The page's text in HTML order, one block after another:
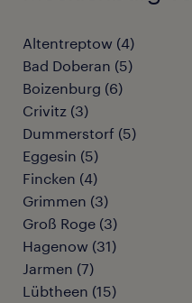
Altentreptow (4)
Bad Doberan (5)
Boizenburg (6)
Crivitz (3)
Dummerstorf (5)
Eggesin (5)
Fincken (4)
Grimmen (3)
Groß Roge (3)
Hagenow (31)
Jarmen (7)
Lübtheen (15)